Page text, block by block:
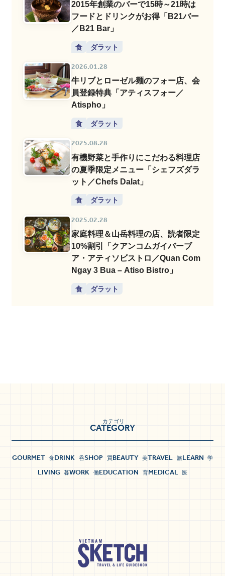
2015年創業のバーで15時～21時は
フードとドリンクがお得「B21バー
／B21 Bar」
食 ダラット
2026.01.28
牛リブとローゼル麺のフォー店、会
員登録特典「アティスフォー／
Atispho」
食 ダラット
2025.08.28
有機野菜と手作りにこだわる料理店
の夏季限定メニュー「シェフズダラ
ット／Chefs Dalat」
食 ダラット
2025.02.28
家庭料理＆山岳料理の店、読者限定
10%割引「クアンコムガイバーブ
ア・アティソビストロ／Quan Com
Ngay 3 Bua – Atiso Bistro」
食 ダラット
CATEGORY
カテゴリ
GOURMET 食DRINK 呑SHOP 買BEAUTY 美TRAVEL 旅LEARN 学
LIVING 暮WORK 働EDUCATION 育MEDICAL 医